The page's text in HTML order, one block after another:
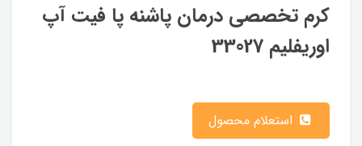
کرم تخصصی درمان پاشنه پا فیت آپ
اوریفلیم 33027